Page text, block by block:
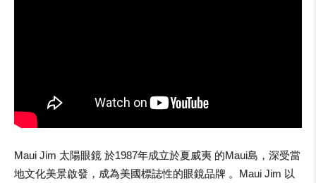
Maui Jim 太陽眼鏡 於1987年成立於夏威夷 的Maui島，深受當
地文化美景啟發，成為美國標誌性的眼鏡品牌 。Maui Jim 以